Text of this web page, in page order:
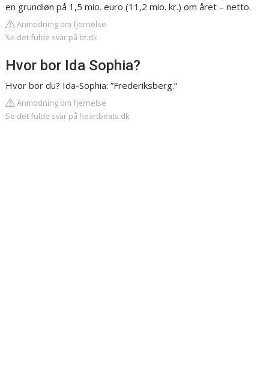
en grundløn på 1,5 mio. euro (11,2 mio. kr.) om året – netto.
Anmodning om fjernelse
Se det fulde svar på bt.dk
Hvor bor Ida Sophia?
Hvor bor du? Ida-Sophia: ”Frederiksberg.”
Anmodning om fjernelse
Se det fulde svar på heartbeats.dk